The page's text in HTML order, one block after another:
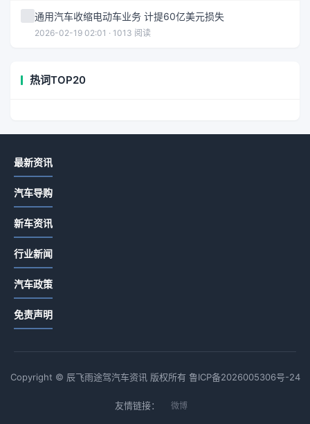
通用汽车收缩电动车业务 计提60亿美元损失
2026-02-19 02:01 · 1013 阅读
热词TOP20
最新资讯
汽车导购
新车资讯
行业新闻
汽车政策
免责声明
Copyright © 辰飞雨途驾汽车资讯 版权所有 鲁ICP备2026005306号-24
友情链接： 微博